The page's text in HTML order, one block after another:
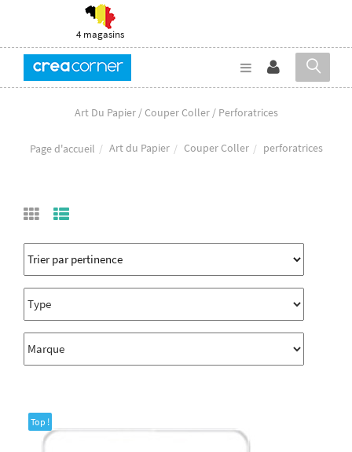
4 magasins
Art Du Papier / Couper Coller / Perforatrices
Page d'accueil Art du Papier Couper Coller perforatrices
Top !